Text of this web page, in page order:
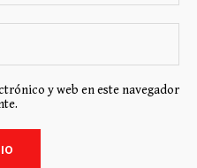
y web en este navegador